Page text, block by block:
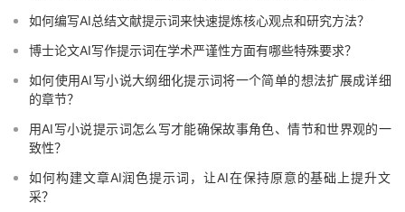
如何编写AI总结文献提示词来快速提炼核心观点和研究方法？
博士论文AI写作提示词在学术严谨性方面有哪些特殊要求？
如何使用AI写小说大纲细化提示词将一个简单的想法扩展成详细
的章节？
用AI写小说提示词怎么写才能确保故事角色、情节和世界观的一
致性？
如何构建文章AI润色提示词，让AI在保持原意的基础上提升文
采？